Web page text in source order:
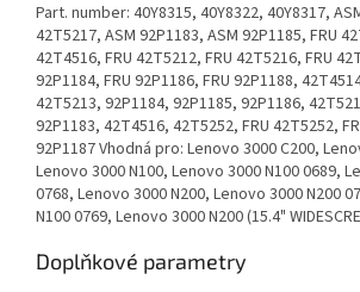
Part. number: 40Y8315, 40Y8322, 40Y8317,
42T5217, ASM 92P1183, ASM 92P1185, FRU
42T4516, FRU 42T5212, FRU 42T5216, FRU
92P1184, FRU 92P1186, FRU 92P1188,
42T5213, 92P1184, 92P1185, 92P1186,
92P1183, 42T4516, 42T5252, FRU 42T5252,
92P1187 Vhodná pro: Lenovo 3000 C200,
Lenovo 3000 N100, Lenovo 3000 N100 0689,
0768, Lenovo 3000 N200, Lenovo 3000 N200
N100 0769, Lenovo 3000 N200 (15.4"
Doplňkové parametry